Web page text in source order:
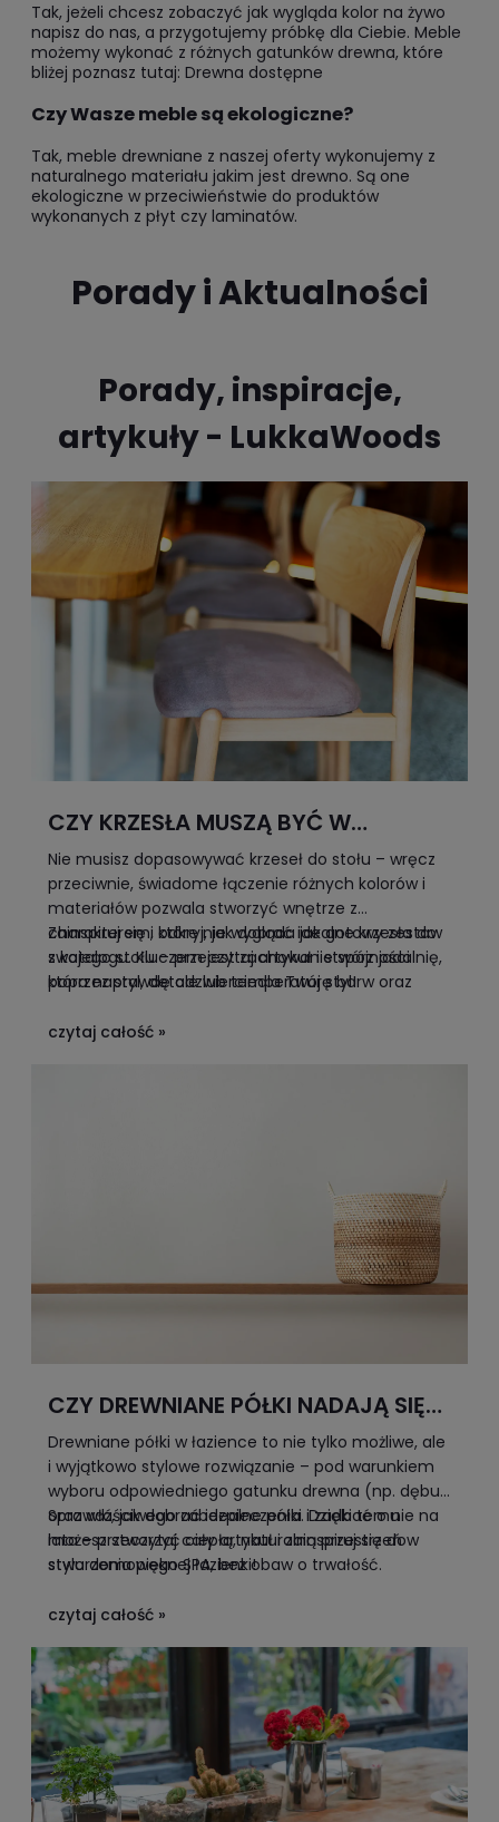
Tak, jeżeli chcesz zobaczyć jak wygląda kolor na żywo
napisz do nas, a przygotujemy próbkę dla Ciebie. Meble
możemy wykonać z różnych gatunków drewna, które
bliżej poznasz tutaj: Drewna dostępne
Czy Wasze meble są ekologiczne?
Tak, meble drewniane z naszej oferty wykonujemy z
naturalnego materiału jakim jest drewno. Są one
ekologiczne w przeciwieństwie do produktów
wykonanych z płyt czy laminatów.
Porady i Aktualności
Porady, inspiracje,
artykuły - LukkaWoods
CZY KRZESŁA MUSZĄ BYĆ W
KOLORZE STOŁU? ODKRYJ ZASADY
NOWOCZESNEJ ARANŻACJI JADALNI
Nie musisz dopasowywać krzeseł do stołu – wręcz
przeciwnie, świadome łączenie różnych kolorów i
materiałów pozwala stworzyć wnętrze z
charakterem, które nie wygląda jak gotowy zestaw
z katalogu. Kluczem jest zachowanie spójności
poprzez styl, detale lub temperaturę barw oraz
Zainspiruj się i odkryj, jak dobrać idealne krzesła do
swojego stołu – przeczytaj artykuł i stwórz jadalnię,
która naprawdę odzwierciedla Twój styl!
czytaj całość »
CZY DREWNIANE PÓŁKI NADAJĄ SIĘ
DO ŁAZIENKI?
Drewniane półki w łazience to nie tylko możliwe, ale
i wyjątkowo stylowe rozwiązanie – pod warunkiem
wyboru odpowiedniego gatunku drewna (np. dębu)
oraz właściwego zabezpieczenia. Dzięki temu
możesz stworzyć ciepłą, naturalną przestrzeń w
stylu domowego SPA, bez obaw o trwałość.
Sprawdź, jak dobrać idealne półki i zadbać o nie na
lata – przeczytaj cały artykuł i zainspiruj się do
stworzenia pięknej łazienki!
czytaj całość »